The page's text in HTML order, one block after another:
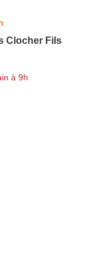
Clocher Fils
à 9h